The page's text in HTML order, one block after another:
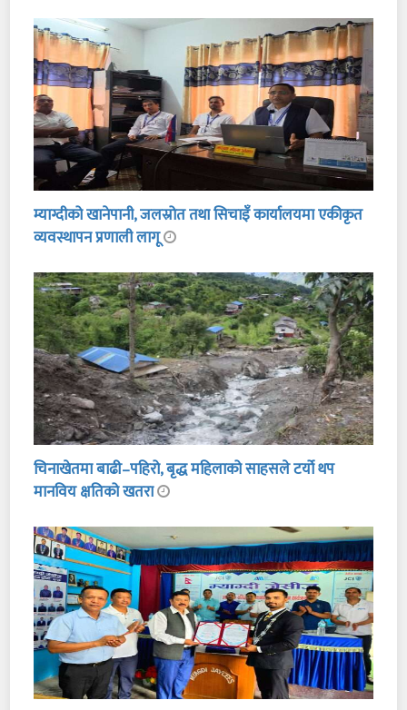
म्याग्दीको खानेपानी, जलस्रोत तथा सिचाइँ कार्यालयमा एकीकृत
व्यवस्थापन प्रणाली लागू
चिनाखेतमा बाढी–पहिरो, बृद्ध महिलाको साहसले टर्यो थप
मानविय क्षतिको खतरा